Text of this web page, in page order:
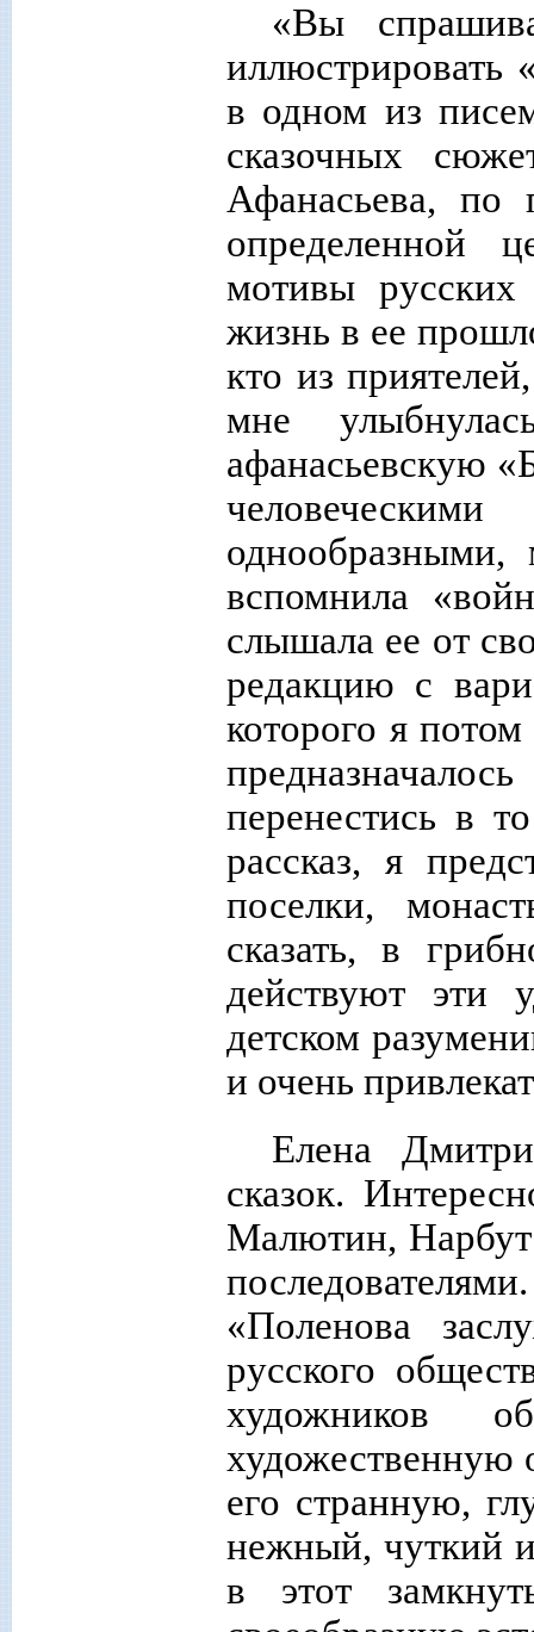
«Вы
иллюстрировать
в одном из
сказочных
Афанасьева, по
определенной
мотивы
жизнь в ее
кто из
мне
афанасьевскую
однообразными,
вспомнила
слышала ее от
редакцию с
которого я
перенестись в
рассказ, я
поселки,
сказать, в
действуют эти
детском
и очень
Елена
сказок.
Малютин, Нарбут
«Поленова
русского
художников
художественную
его странную,
нежный, чуткий
в этот